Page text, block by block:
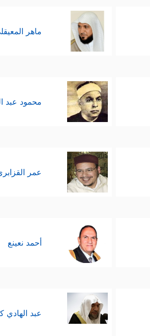
ماهر
محمود عبد
عمر
أحمد نعينع
عبد الهادي